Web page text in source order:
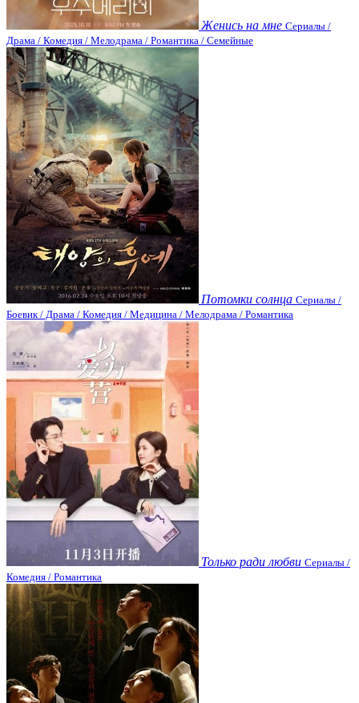
Женись на мне Сериалы /
Драма / Комедия / Мелодрама / Романтика / Семейные
Потомки солнца Сериалы /
Боевик / Драма / Комедия / Медицина / Мелодрама / Романтика
Только ради любви Сериалы /
Комедия / Романтика